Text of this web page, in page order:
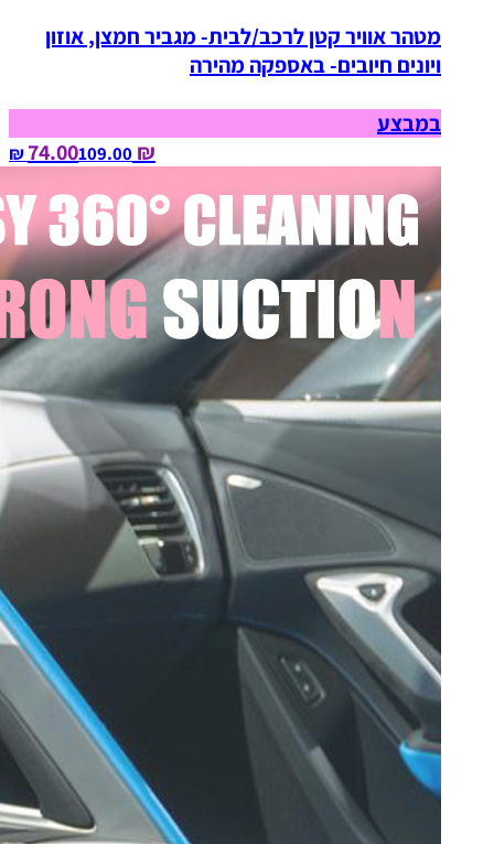
מטהר אוויר קטן לרכב/לבית- מגביר חמצן, אוזון
ויונים חיובים- באספקה מהירה
במבצע
₪ 74.00
109.00‏ ₪